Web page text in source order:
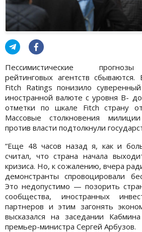
Пессимистические
рейтинговых агентств
Fitch Ratings понизило
иностранной валюте с уровня B-
отметки по шкале Fitch страну
Массовые столкновения
против власти подтолкнули
“Еще 48 часов назад я, как и
считал, что страна начала
кризиса. Но, к сожалению, вчера
демонстранты спровоцировали
Это недопустимо — позорить
сообщества, иностранных
партнеров и этим загонять
высказался на заседании
премьер-министра Сергей Арбузов.